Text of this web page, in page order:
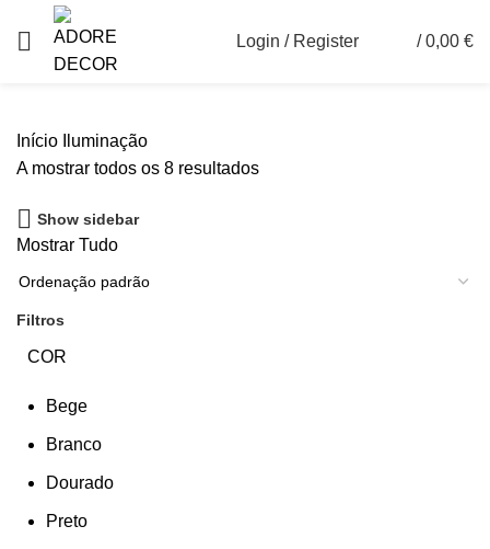
Login / Register / 0,00 €
Início Iluminação
A mostrar todos os 8 resultados
Show sidebar
Mostrar Tudo
Filtros
COR
Bege
Branco
Dourado
Preto